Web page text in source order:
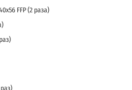
FFP (2 раза)